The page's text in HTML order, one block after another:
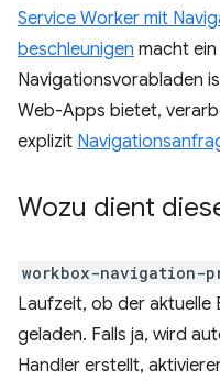
Service Worker mit
beschleunigen macht
Navigationsvorabladen
Web-Apps bietet,
explizit
Wozu dient
workbox-navigation-
Laufzeit, ob der
geladen. Falls ja, wird
Handler erstellt,